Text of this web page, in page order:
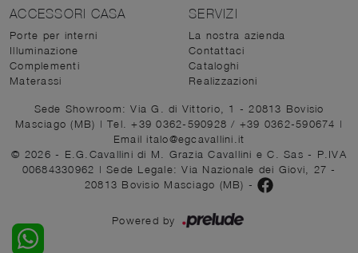
ACCESSORI CASA
Porte per interni
Illuminazione
Complementi
Materassi
SERVIZI
La nostra azienda
Contattaci
Cataloghi
Realizzazioni
Sede Showroom: Via G. di Vittorio, 1 - 20813 Bovisio
Masciago (MB) | Tel. +39 0362-590928/ +39 0362-590674 |
Email italo@egcavallini.it
© 2026 - E.G.Cavallini di M. Grazia Cavallini e C. Sas - P.IVA
00684330962 | Sede Legale: Via Nazionale dei Giovi, 27 -
20813 Bovisio Masciago (MB) -
Powered by